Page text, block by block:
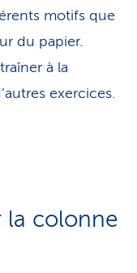
motifs que
du papier.
à la
exercices.
la colonne